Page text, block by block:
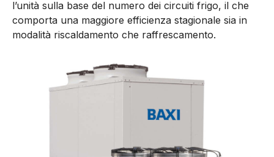
l’unità sulla base del numero dei circuiti frigo, il che
comporta una maggiore efficienza stagionale sia in
modalità riscaldamento che raffrescamento.